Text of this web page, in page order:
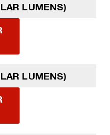
LUMENS)
LUMENS)